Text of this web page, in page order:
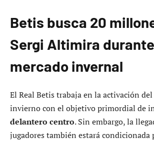
Betis busca 20
Sergi Altimira
mercado invernal
El Real Betis trabaja en la activación
invierno con el objetivo primordial de
delantero centro. Sin embargo, la
jugadores también estará condicionada